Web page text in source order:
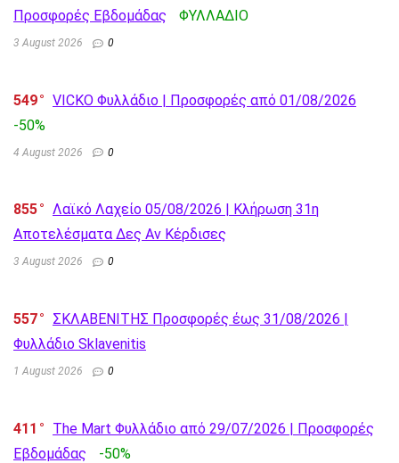
Προσφορές Εβδομάδας
ΦΥΛΛΑΔΙΟ
3 August 2026 0
549
VICKO Φυλλάδιο | Προσφορές από 01/08/2026
-50%
4 August 2026 0
855
Λαϊκό Λαχείο 05/08/2026 | Κλήρωση 31η
Αποτελέσματα Δες Αν Κέρδισες
3 August 2026 0
557
ΣΚΛΑΒΕΝΙΤΗΣ Προσφορές έως 31/08/2026 |
Φυλλάδιο Sklavenitis
1 August 2026 0
411
The Mart Φυλλάδιο από 29/07/2026 | Προσφορές
Εβδομάδας
-50%